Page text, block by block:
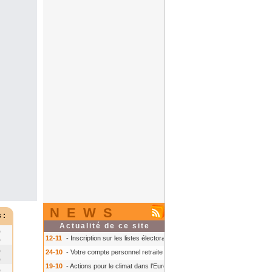
NEWS
Actualité de ce site
12-11 - Inscription sur les listes électorales : comment faire ?
24-10 - Votre compte personnel retraite sur info-retraite.fr
19-10 - Actions pour le climat dans l'Europe
: